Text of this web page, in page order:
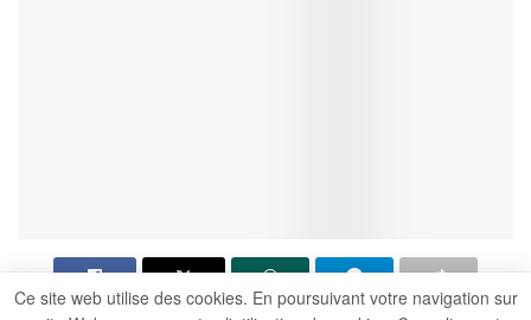
Ce site web utilise des cookies. En poursuivant votre navigation sur